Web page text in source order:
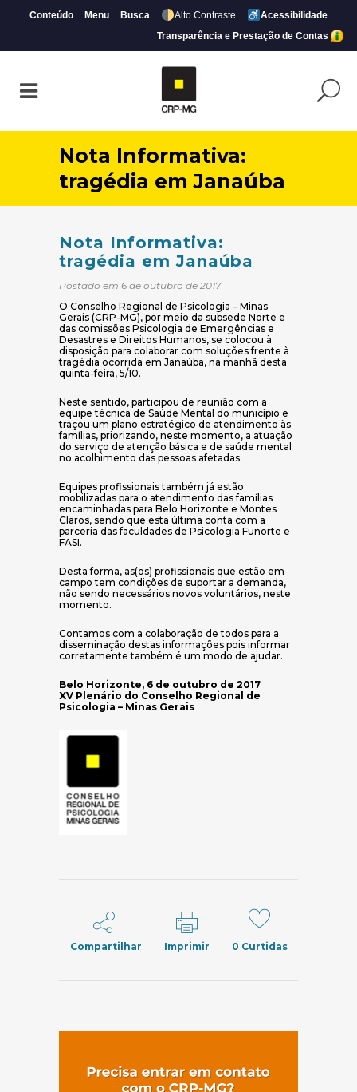
Conteúdo Menu Busca Alto Contraste
Acessibilidade
Transparência e Prestação de Contas
Nota Informativa:
tragédia em Janaúba
Nota Informativa:
tragédia em Janaúba
Postado em 6 de outubro de 2017
O Conselho Regional de Psicologia – Minas
Gerais (CRP-MG), por meio da subsede Norte e
das comissões Psicologia de Emergências e
Desastres e Direitos Humanos, se colocou à
disposição para colaborar com soluções frente à
tragédia ocorrida em Janaúba, na manhã desta
quinta-feira, 5/10.
Neste sentido, participou de reunião com a
equipe técnica de Saúde Mental do município e
traçou um plano estratégico de atendimento às
famílias, priorizando, neste momento, a atuação
do serviço de atenção básica e de saúde mental
no acolhimento das pessoas afetadas.
Equipes profissionais também já estão
mobilizadas para o atendimento das famílias
encaminhadas para Belo Horizonte e Montes
Claros, sendo que esta última conta com a
parceria das faculdades de Psicologia Funorte e
FASI.
Desta forma, as(os) profissionais que estão em
campo tem condições de suportar a demanda,
não sendo necessários novos voluntários, neste
momento.
Contamos com a colaboração de todos para a
disseminação destas informações pois informar
corretamente também é um modo de ajudar.
Belo Horizonte, 6 de outubro de 2017
XV Plenário do Conselho Regional de
Psicologia – Minas Gerais
Compartilhar Imprimir 0 Curtidas